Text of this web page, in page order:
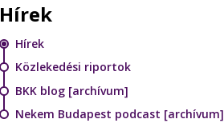
Hírek
Hírek
Közlekedési riportok
BKK blog [archívum]
Nekem Budapest podcast [archívum]